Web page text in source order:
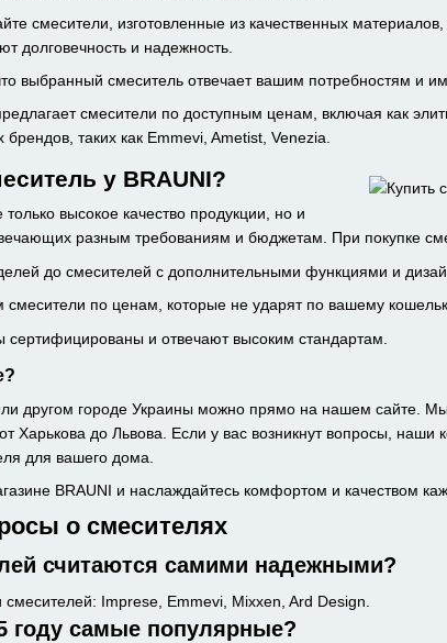
смесители, изготовленные из качественных
долговечность и надежность.
выбранный смеситель отвечает вашим потребностям и
смесители по доступным ценам, включая как
таких как Emmevi, Ametist, Venezia.
у BRAUNI?
высокое качество продукции, но и
разным требованиям и бюджетам. При покупке
до смесителей с дополнительными функциями и
смесители по ценам, которые не ударят по вашему
сертифицированы и отвечают высоким стандартам.
другом городе Украины можно прямо на нашем сайте.
Харькова до Львова. Если у вас возникнут вопросы, наши
для вашего дома.
BRAUNI и наслаждайтесь комфортом и качеством
о смесителях
считаются самими надежными?
Imprese, Emmevi, Mixxen, Ard Design.
году самые популярные?